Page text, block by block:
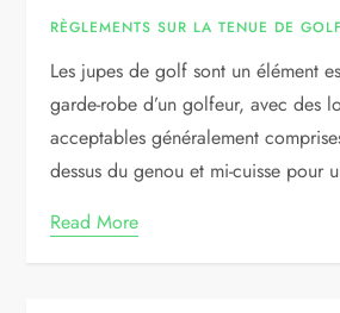
RÈGLEMENTS SUR LA TENUE DE GOLF
Les jupes de golf sont un élément
garde-robe d’un golfeur, avec des
acceptables généralement
dessus du genou et mi-cuisse pour
Read More